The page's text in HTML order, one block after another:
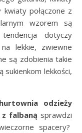
kwiaty połączone z
wzorem są
dotyczy
lekkie, zwiewne
są zdobienia takie
sukienkom lekkości,
hurtownia odzieży
z falbaną sprawdzi
spacery?